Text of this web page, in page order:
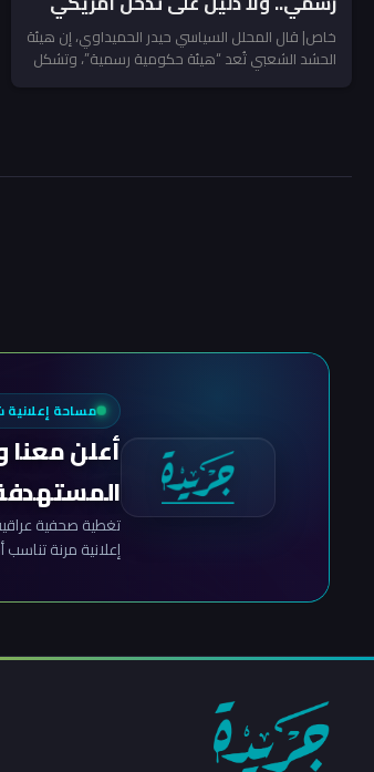
في ملف الرواتب
خاص| قال المحلل السياسي حيدر الحميداوي، إن هيئة
الحشد الشعبي تُعد “هيئة حكومية رسمية”، وتشكل
مساحة إعلانية
أعلن
تغطية صحفية
إعلانية مرنة